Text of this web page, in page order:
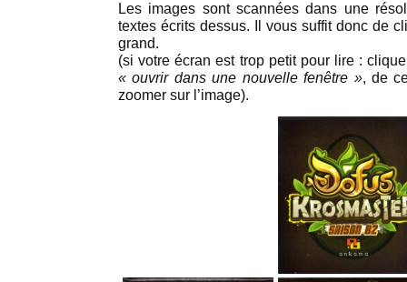
Les images sont scannées dans une
textes écrits dessus. Il vous suffit donc de
grand.
(si votre écran est trop petit pour lire :
« ouvrir dans une nouvelle fenêtre », de
zoomer sur l’image).